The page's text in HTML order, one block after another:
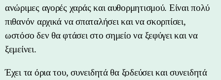
ανώριμες αγορές χαράς και αυθορμητισμού. Είναι πολύ
πιθανόν αρχικά να σπαταλήσει και να σκορπίσει,
ωστόσο δεν θα φτάσει στο σημείο να ξεφύγει και να
ξεμείνει.
Έχει τα όρια του, συνειδητά θα ξοδεύσει και συνειδητά